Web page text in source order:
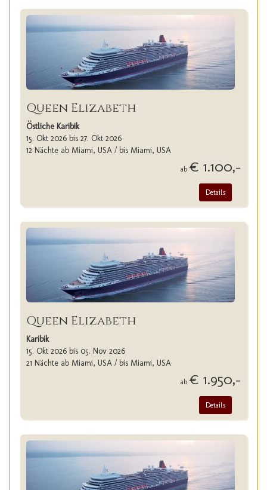
Queen Elizabeth
Östliche Karibik
15. Okt 2026 bis 27. Okt 2026
12 Nächte ab Miami, USA / bis Miami, USA
ab € 1.100,-
Details
Queen Elizabeth
Karibik
15. Okt 2026 bis 05. Nov 2026
21 Nächte ab Miami, USA / bis Miami, USA
ab € 1.950,-
Details